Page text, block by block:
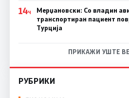
14Ч
Мерџановски: Со владин
транспортиран пациент
Турција
ПРИКАЖИ УШТЕ
РУБРИКИ